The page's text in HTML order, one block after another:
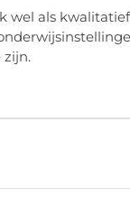
wel als
zijn.